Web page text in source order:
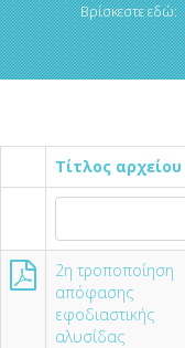
Βρίσκεστε εδώ:
Τίτλος αρχείου
2η τροποποίηση
απόφασης
εφοδιαστικής
αλυσίδας